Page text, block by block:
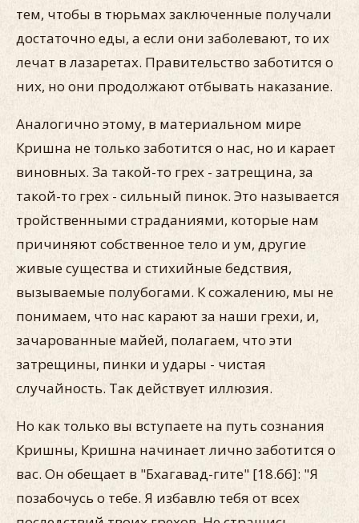
тем, чтобы в тюрьмах заключенные получали
достаточно еды, а если они заболевают, то их
лечат в лазаретах. Правительство заботится о
них, но они продолжают отбывать наказание.
Аналогично этому, в материальном мире
Кришна не только заботится о нас, но и карает
виновных. За такой-то грех - затрещина, за
такой-то грех - сильный пинок. Это называется
тройственными страданиями, которые нам
причиняют собственное тело и ум, другие
живые существа и стихийные бедствия,
вызываемые полубогами. К сожалению, мы не
понимаем, что нас карают за наши грехи, и,
зачарованные майей, полагаем, что эти
затрещины, пинки и удары - чистая
случайность. Так действует иллюзия.
Но как только вы вступаете на путь сознания
Кришны, Кришна начинает лично заботится о
вас. Он обещает в "Бхагавад-гите" [18.66]: "Я
позабочусь о тебе. Я избавлю тебя от всех